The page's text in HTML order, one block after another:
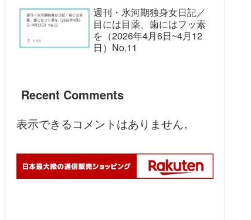
週刊・氷河期独身女日記／
目には目薬、歯にはフッ素
を（2026年4月6日~4月12
日）No.11
Recent Comments
表示できるコメントはありません。